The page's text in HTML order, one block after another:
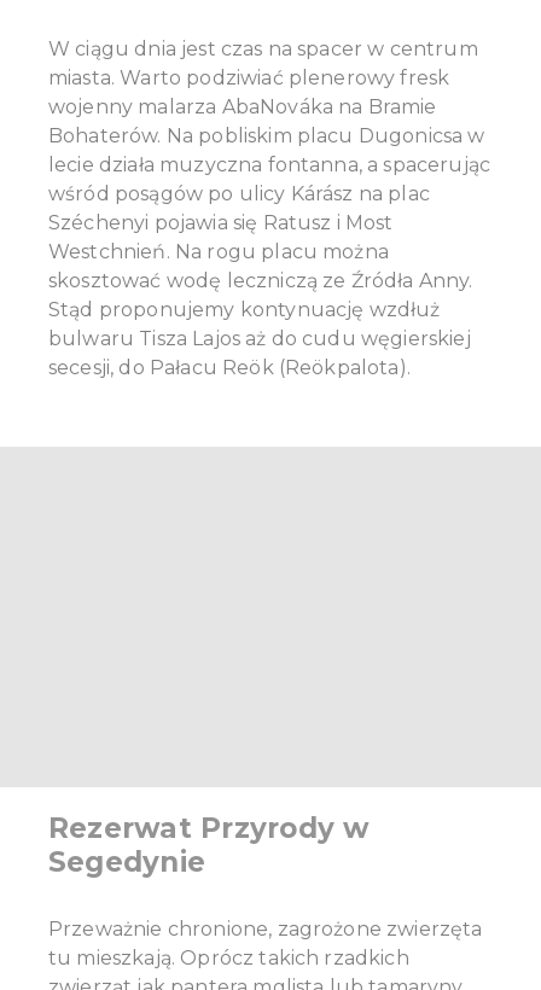
W ciągu dnia jest czas na spacer w centrum
miasta. Warto podziwiać plenerowy fresk
wojenny malarza AbaNováka na Bramie
Bohaterów. Na pobliskim placu Dugonicsa w
lecie działa muzyczna fontanna, a spacerując
wśród posągów po ulicy Kárász na plac
Széchenyi pojawia się Ratusz i Most
Westchnień. Na rogu placu można
skosztować wodę leczniczą ze Źródła Anny.
Stąd proponujemy kontynuację wzdłuż
bulwaru Tisza Lajos aż do cudu węgierskiej
secesji, do Pałacu Reök (Reökpalota).
Rezerwat Przyrody w
Segedynie
Przeważnie chronione, zagrożone zwierzęta
tu mieszkają. Oprócz takich rzadkich